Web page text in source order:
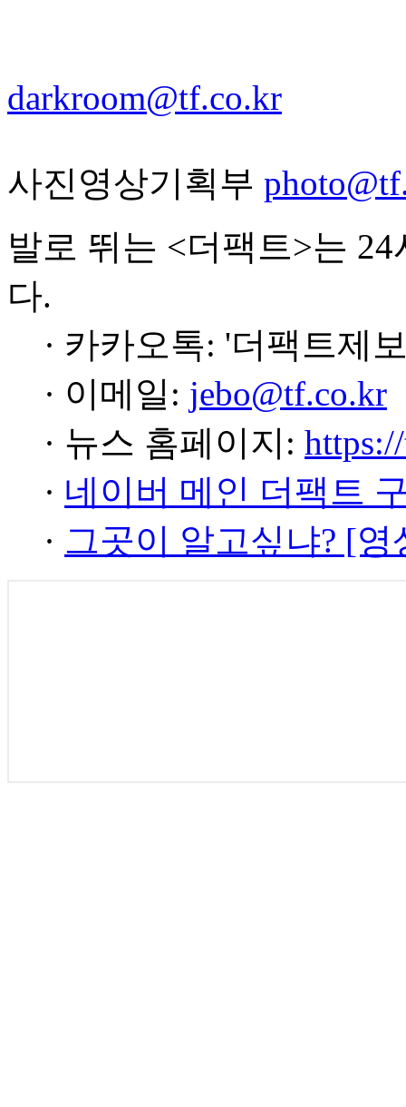
darkroom@tf.co.kr
사진영상기획부
발로 뛰는 <더팩트>는
다.
· 카카오톡: '더팩트제
· 이메일: jebo@tf.co.kr
· 뉴스 홈페이지:
· 네이버 메인 더팩트
· 그곳이 알고싶냐? [